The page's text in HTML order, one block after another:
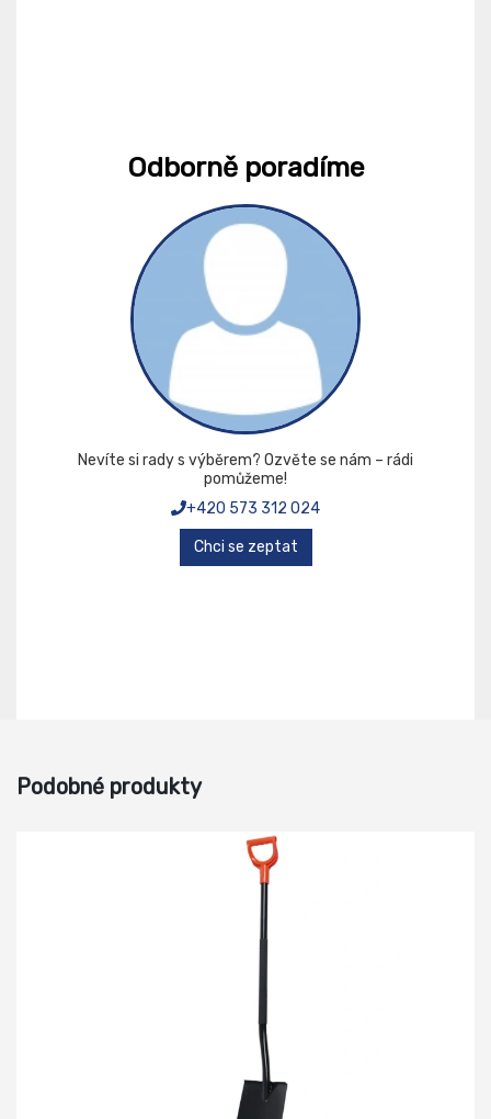
Odborně poradíme
Nevíte si rady s výběrem? Ozvěte se nám – rádi
pomůžeme!
+420 573 312 024
Chci se zeptat
Podobné produkty